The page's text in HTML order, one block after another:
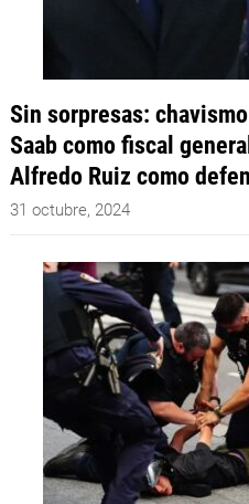
Sin sorpresas:
Saab como fiscal
Alfredo Ruiz como
31 octubre, 2024